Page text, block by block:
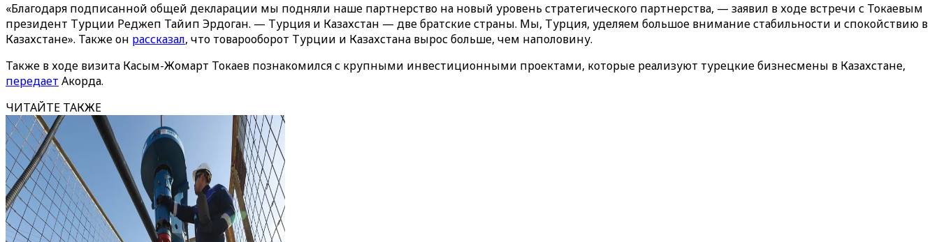
«Благодаря подписанной общей декларации мы подняли наше партнерство на новый уровень стратегического партнерства, — заявил в ходе встречи с Токаевым
президент Турции Реджеп Тайип Эрдоган. — Турция и Казахстан — две братские страны. Мы, Турция, уделяем большое внимание стабильности и спокойствию в
Казахстане». Также он рассказал, что товарооборот Турции и Казахстана вырос больше, чем наполовину.
Также в ходе визита Касым-Жомарт Токаев познакомился с крупными инвестиционными проектами, которые реализуют турецкие бизнесмены в Казахстане,
передает Акорда.
ЧИТАЙТЕ ТАКЖЕ